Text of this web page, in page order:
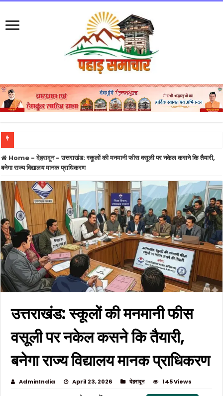
खड़गे की रैली से पहले हल्द्वानी में कांग्रेस और पुलिस आमने-सामने, SSP कार्यालय में कांग्रेस का
Home - देहरादून- उत्तराखंड: स्कूलों की मनमानी फीस वसूली पर नकेल कसने कि तैयारी,
बनेगा राज्य विद्यालय मानक प्राधिकरण
उत्तराखंड: स्कूलों की मनमानी फीस
वसूली पर नकेल कसने कि तैयारी,
बनेगा राज्य विद्यालय मानक प्राधिकरण
AdminIndia April 23, 2026 देहरादून 145 Views